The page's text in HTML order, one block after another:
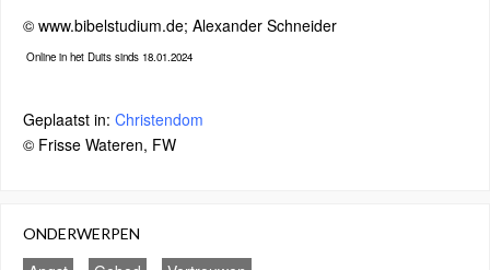
© www.bibelstudium.de; Alexander Schneider
Online in het Duits sinds 18.01.2024
Geplaatst in: Christendom
© Frisse Wateren, FW
ONDERWERPEN